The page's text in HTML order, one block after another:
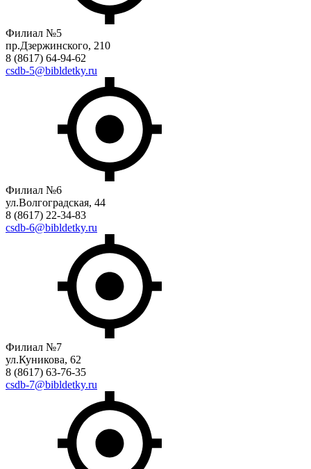
Филиал №5
пр.Дзержинского, 210
8 (8617) 64-94-62
csdb-5@bibldetky.ru
Филиал №6
ул.Волгоградская, 44
8 (8617) 22-34-83
csdb-6@bibldetky.ru
Филиал №7
ул.Куникова, 62
8 (8617) 63-76-35
csdb-7@bibldetky.ru